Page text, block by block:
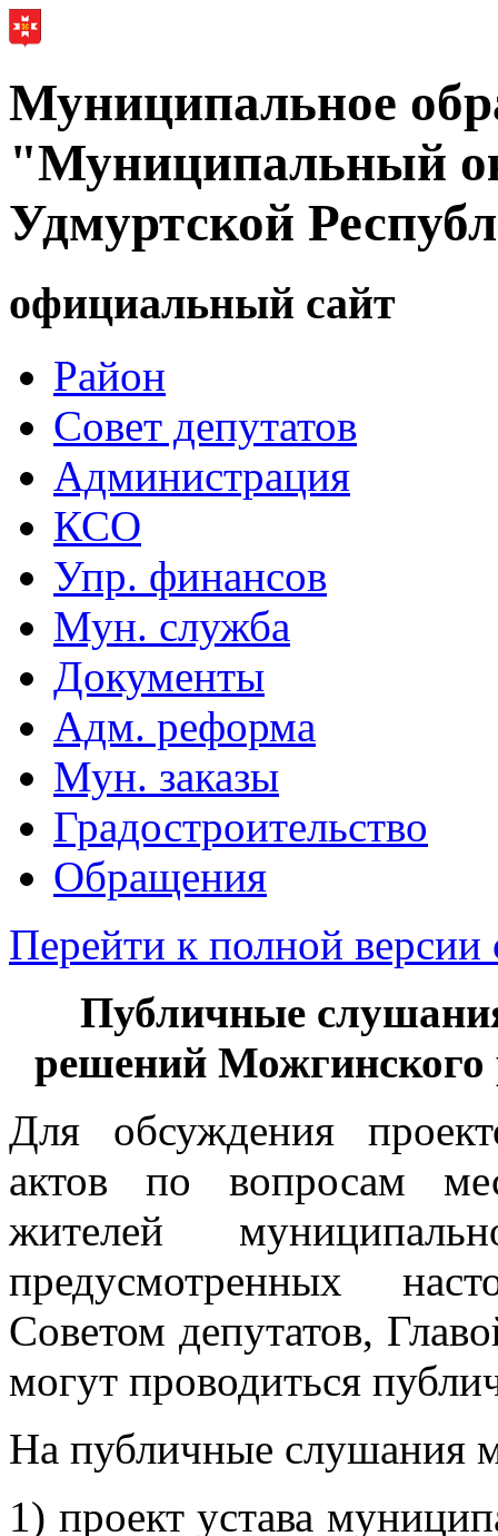
Муниципальное
"Муниципальный
Удмуртской
официальный сайт
Район
Совет депутатов
Администрация
КСО
Упр. финансов
Мун. служба
Документы
Адм. реформа
Мун. заказы
Градостроительство
Обращения
Перейти к полной версии
Публичные
решений Можгинского
Для обсуждения
актов по вопросам
жителей
предусмотренных
Советом депутатов,
могут проводиться
На публичные слушания
1) проект устава